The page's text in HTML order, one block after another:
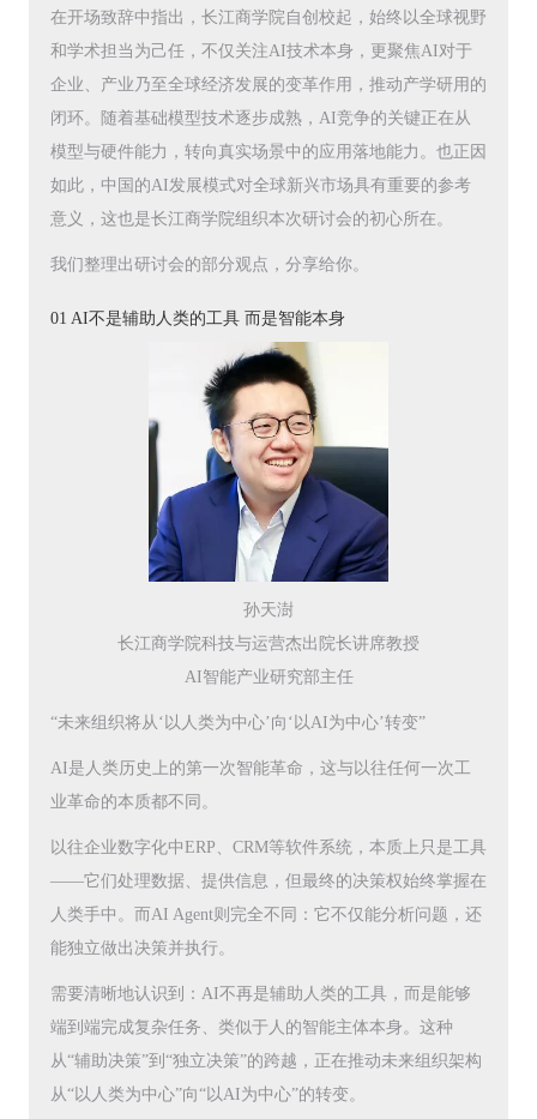
在开场致辞中指出，长江商学院自创校起，始终以全球视野
和学术担当为己任，不仅关注AI技术本身，更聚焦AI对于
企业、产业乃至全球经济发展的变革作用，推动产学研用的
闭环。随着基础模型技术逐步成熟，AI竞争的关键正在从
模型与硬件能力，转向真实场景中的应用落地能力。也正因
如此，中国的AI发展模式对全球新兴市场具有重要的参考
意义，这也是长江商学院组织本次研讨会的初心所在。
我们整理出研讨会的部分观点，分享给你。
01 AI不是辅助人类的工具 而是智能本身
孙天澍
长江商学院科技与运营杰出院长讲席教授
AI智能产业研究部主任
“未来组织将从‘以人类为中心’向‘以AI为中心’转变”
AI是人类历史上的第一次智能革命，这与以往任何一次工
业革命的本质都不同。
以往企业数字化中ERP、CRM等软件系统，本质上只是工具
——它们处理数据、提供信息，但最终的决策权始终掌握在
人类手中。而AI Agent则完全不同：它不仅能分析问题，还
能独立做出决策并执行。
需要清晰地认识到：AI不再是辅助人类的工具，而是能够
端到端完成复杂任务、类似于人的智能主体本身。这种
从“辅助决策”到“独立决策”的跨越，正在推动未来组织架构
从“以人类为中心”向“以AI为中心”的转变。